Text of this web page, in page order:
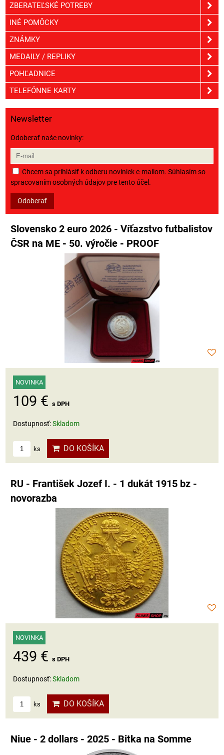
ZBERATEĽSKÉ POTREBY
INÉ POMÔCKY
ZNÁMKY
MEDAILY / REPLIKY
POHĽADNICE
TELEFÓNNE KARTY
Newsletter
Odoberať naše novinky:
Chcem sa prihlásiť k odberu noviniek e-mailom. Súhlasím so
spracovaním osobných údajov pre tento účel.
Odoberať
Slovensko 2 euro 2026 - Víťazstvo futbalistov
ČSR na ME - 50. výročie - PROOF
NOVINKA
109 € s DPH
Dostupnosť:Skladom
ks DO KOŠÍKA
RU - František Jozef I. - 1 dukát 1915 bz -
novorazba
NOVINKA
439 € s DPH
Dostupnosť:Skladom
ks DO KOŠÍKA
Niue - 2 dollars - 2025 - Bitka na Somme